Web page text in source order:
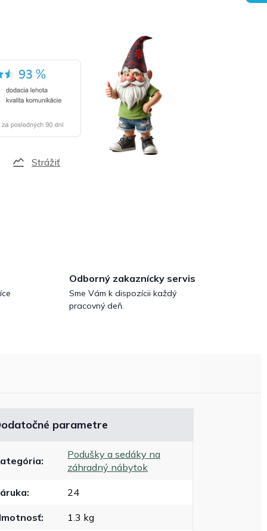
Strážiť
Odborný zakaznícky servis
Sme Vám k dispozícii každý
pracovný deň.
parametre
:
Podušky a sedáky na
záhradný nábytok
: 24
: 1.3 kg